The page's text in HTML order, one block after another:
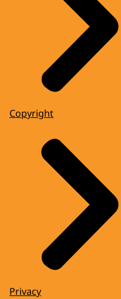
Copyright
Privacy